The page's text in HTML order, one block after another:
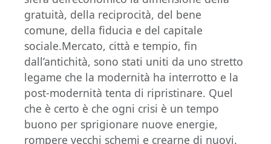
gratuità, della reciprocità, del bene
comune, della fiducia e del capitale
sociale.Mercato, città e tempio, fin
dall’antichità, sono stati uniti da uno stretto
legame che la modernità ha interrotto e la
post-modernità tenta di ripristinare. Quel
che è certo è che ogni crisi è un tempo
buono per sprigionare nuove energie,
rompere vecchi schemi e crearne di nuovi.